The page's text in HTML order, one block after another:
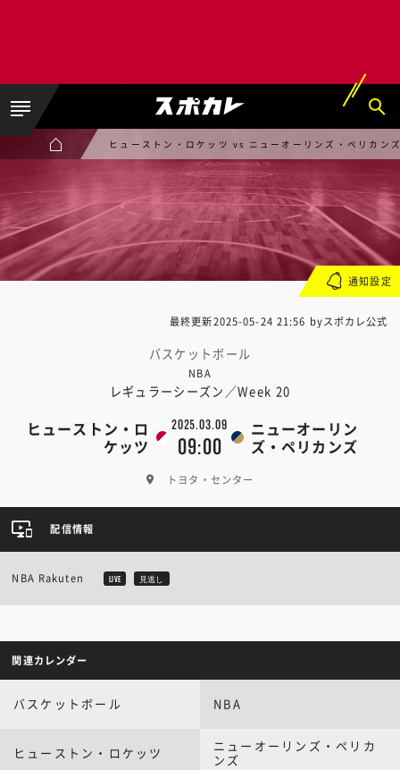
ヒューストン・ロケッツ vs ニューオーリンズ・ペリカン
最終更新2025-05-24 21:56 byスポカレ公式
バスケットボール
NBA
レギュラーシーズン／Week 20
ヒューストン・ロ
ケッツ
2025.03.09
09:00
ニューオーリン
ズ・ペリカンズ
トヨタ・センター
通知設定
配信情報
NBA Rakuten LIVE 見逃し
関連カレンダー
バスケットボール NBA
ヒューストン・ロケッツ
ニューオーリンズ・ペリカ
ンズ